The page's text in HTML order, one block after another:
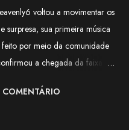
voltou a movimentar os
surpresa, sua primeira música
por meio da comunidade
a chegada da faixa às
há mais de uma década.
versão de Halloween de
COMENTÁRIO